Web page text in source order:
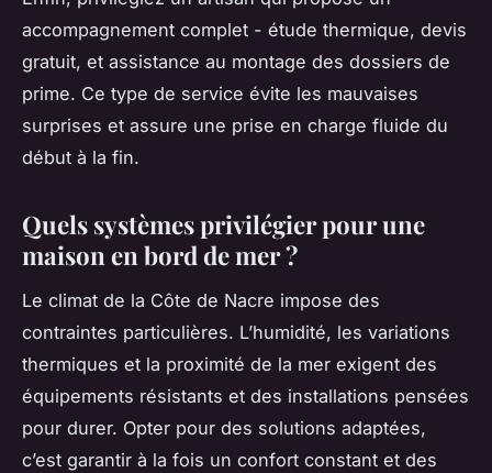
accompagnement complet - étude thermique, devis
gratuit, et assistance au montage des dossiers de
prime. Ce type de service évite les mauvaises
surprises et assure une prise en charge fluide du
début à la fin.
Quels systèmes privilégier pour une
maison en bord de mer ?
Le climat de la Côte de Nacre impose des
contraintes particulières. L’humidité, les variations
thermiques et la proximité de la mer exigent des
équipements résistants et des installations pensées
pour durer. Opter pour des solutions adaptées,
c’est garantir à la fois un confort constant et des